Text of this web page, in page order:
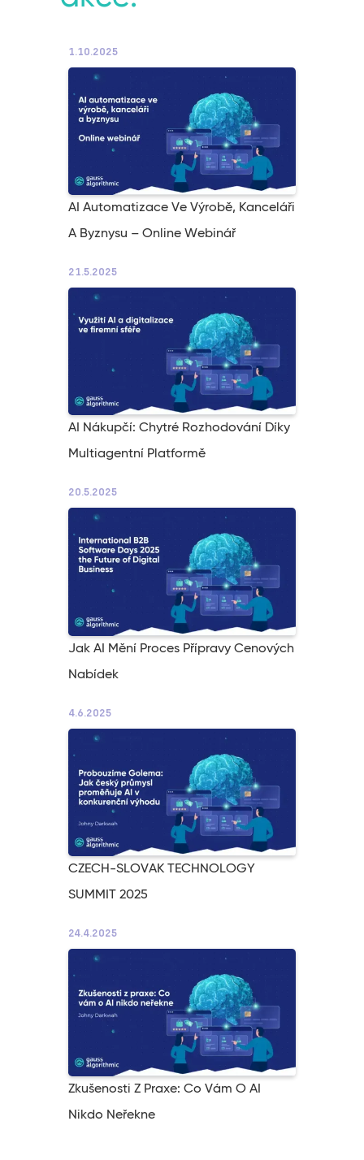
1.10.2025
AI Automatizace Ve Výrobě, Kanceláři
A Byznysu – Online Webinář
21.5.2025
AI Nákupčí: Chytré Rozhodování Díky
Multiagentní Platformě
20.5.2025
Jak AI Mění Proces Přípravy Cenových
Nabídek
4.6.2025
CZECH-SLOVAK TECHNOLOGY
SUMMIT 2025
24.4.2025
Zkušenosti Z Praxe: Co Vám O AI
Nikdo Neřekne